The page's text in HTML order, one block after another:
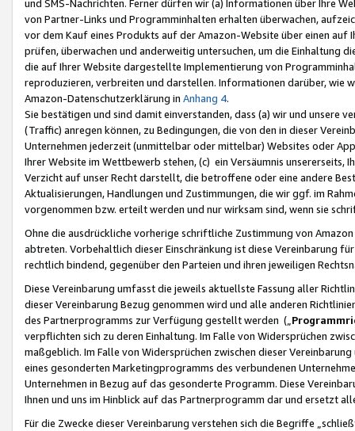
und SMS-Nachrichten. Ferner dürfen wir (a) Informationen über Ihre
von Partner-Links und Programminhalten erhalten überwachen,
vor dem Kauf eines Produkts auf der Amazon-Website über einen
prüfen, überwachen und anderweitig untersuchen, um die Einhaltung
die auf Ihrer Website dargestellte Implementierung von
reproduzieren, verbreiten und darstellen. Informationen darüber, wie
Amazon-Datenschutzerklärung in Anhang 4.
Sie bestätigen und sind damit einverstanden, dass (a) wir und
(Traffic) anregen können, zu Bedingungen, die von den in dieser
Unternehmen jederzeit (unmittelbar oder mittelbar) Websites oder
Ihrer Website im Wettbewerb stehen, (c) ein Versäumnis unsererseits,
Verzicht auf unser Recht darstellt, die betroffene oder eine andere
Aktualisierungen, Handlungen und Zustimmungen, die wir ggf. im
vorgenommen bzw. erteilt werden und nur wirksam sind, wenn sie
Ohne die ausdrückliche vorherige schriftliche Zustimmung von
abtreten. Vorbehaltlich dieser Einschränkung ist diese Vereinbarung
rechtlich bindend, gegenüber den Parteien und ihren jeweiligen
Diese Vereinbarung umfasst die jeweils aktuellste Fassung aller
dieser Vereinbarung Bezug genommen wird und alle anderen
des Partnerprogramms zur Verfügung gestellt werden („
verpflichten sich zu deren Einhaltung. Im Falle von Widersprüchen
maßgeblich. Im Falle von Widersprüchen zwischen dieser
eines gesonderten Marketingprogramms des verbundenen
Unternehmen in Bezug auf das gesonderte Programm. Diese
Ihnen und uns im Hinblick auf das Partnerprogramm dar und ersetzt
Für die Zwecke dieser Vereinbarung verstehen sich die Begriffe